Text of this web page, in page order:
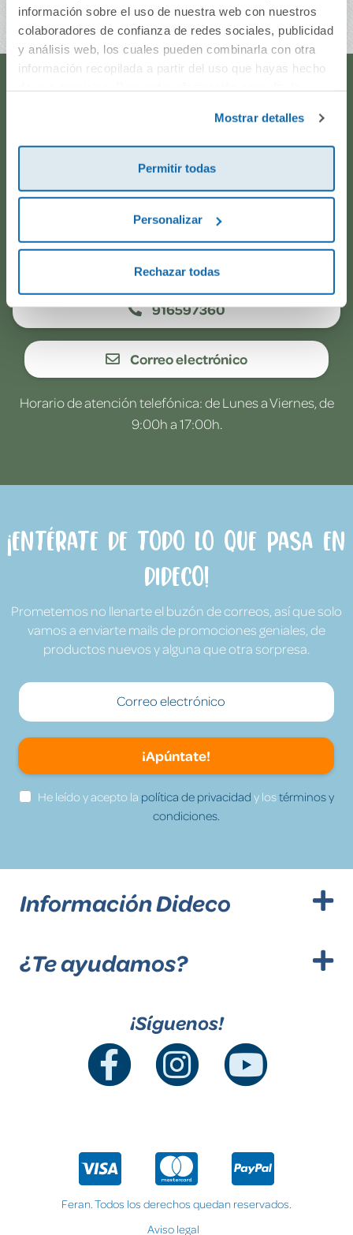
información sobre el uso de nuestra web con nuestros
colaboradores de confianza de redes sociales, publicidad
y análisis web, los cuales pueden combinarla con otra
información recopilada a partir del uso que hayas hecho
Mostrar detalles
Permitir todas
Personalizar
Rechazar todas
Comprar
¿Te ayudamos?
gustaría proponernos alguna idea o algún nuevo
producto? ¿Has realizado un pedido y quieres saber si
todo va viento en popa? Ponte en contacto con
nosotros.
916597360
Correo electrónico
Horario de atención telefónica: de Lunes a Viernes, de
9:00h a 17:00h.
¡Entérate de todo lo que pasa en
Dideco!
Prometemos no llenarte el buzón de correos, así que solo
vamos a enviarte mails de promociones geniales, de
productos nuevos y alguna que otra sorpresa.
¡Apúntate!
He leído y acepto la política de privacidad y lostérminos y
condiciones.
Información Dideco
¿Te ayudamos?
¡Síguenos!
Feran. Todos los derechos quedan reservados.
Aviso legal